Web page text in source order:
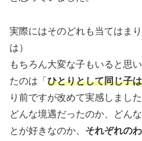
実際にはそのどれも当てはま
は）
もちろん大変な子もいると思
たのは「 ひとりとして同じ子
り前ですが改めて実感しました
どんな境遇だったのか、どん
とが好きなのか、 それぞれの